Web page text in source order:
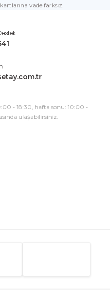
vade farksız.
- 18:30, hafta sonu: 10:00 -
ulaşabilirsiniz.